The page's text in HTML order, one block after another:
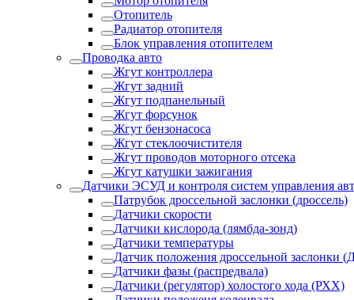
Отопитель
Радиатор отопителя
Блок управления отопителем
Проводка авто
Жгут контроллера
Жгут задний
Жгут подпанельный
Жгут форсунок
Жгут бензонасоса
Жгут стеклоочистителя
Жгут проводов моторного отсека
Жгут катушки зажигания
Датчики ЭСУД и контроля систем управления
Патрубок дроссельной заслонки (дроссель)
Датчики скорости
Датчики кислорода (лямбда-зонд)
Датчики температуры
Датчик положения дроссельной заслонки
Датчики фазы (распредвала)
Датчики (регулятор) холостого хода (РХХ)